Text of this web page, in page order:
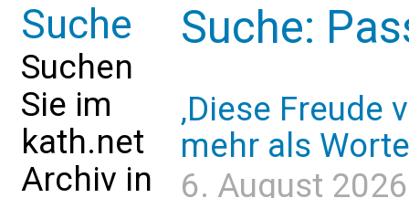
Suche
Suchen
Sie im
kath.net
Archiv in
Suche:
‚Diese Freude
mehr als
6. August